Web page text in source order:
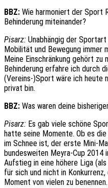
BBZ: Wie harmoniert der Sport
Behinderung miteinander?
Pisarz: Unabhängig der
Mobilität und Bewegung immer
Meine Einschränkung gehört zu
Behinderung erfahre ich durch
(Vereins-)Sport wäre ich heute
privat bin.
BBZ: Was waren deine
Pisarz: Es gab viele schöne
hatte seine Momente. Ob es
im Schnee ist, der erste Mini-
bundesweiten Meyra-Cup
Aufstieg in eine höhere Liga
für sich und nicht in
Moment von vielen zu benennen.